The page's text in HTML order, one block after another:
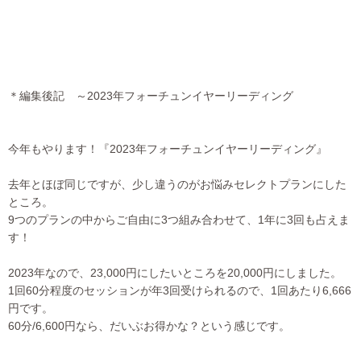
＊編集後記 ～2023年フォーチュンイヤーリーディング
今年もやります！『2023年フォーチュンイヤーリーディング』
去年とほぼ同じですが、少し違うのがお悩みセレクトプランにした
ところ。
9つのプランの中からご自由に3つ組み合わせて、1年に3回も占えま
す！
2023年なので、23,000円にしたいところを20,000円にしました。
1回60分程度のセッションが年3回受けられるので、1回あたり6,666
円です。
60分/6,600円なら、だいぶお得かな？という感じです。